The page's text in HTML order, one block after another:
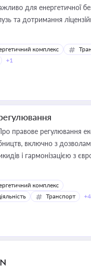
для енергетичної
та дотримання
комплекс
+1
правове регулювання
включно з
і гармонізацією з
комплекс
Транспорт +4